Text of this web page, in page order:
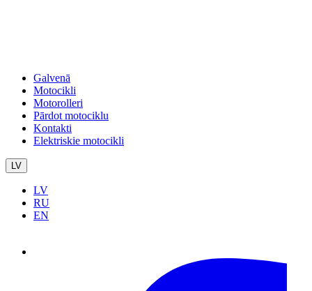
Galvenā
Motocikli
Motorolleri
Pārdot motociklu
Kontakti
Elektriskie motocikli
LV
LV
RU
EN